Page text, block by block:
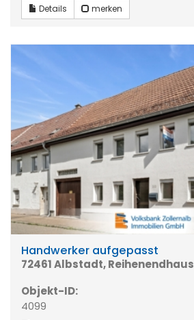
Details merken
Handwerker aufgepasst
72461 Albstadt, Reihenendhaus
Objekt-ID:
4099